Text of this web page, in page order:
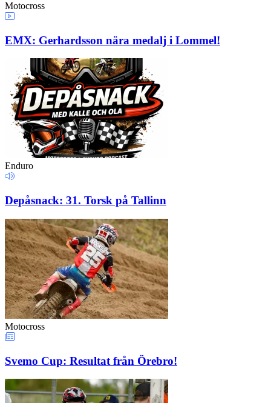
Motocross
EMX: Gerhardsson nära medalj i Lommel!
Enduro
Depåsnack: 31. Torsk på Tallinn
Motocross
Svemo Cup: Resultat från Örebro!